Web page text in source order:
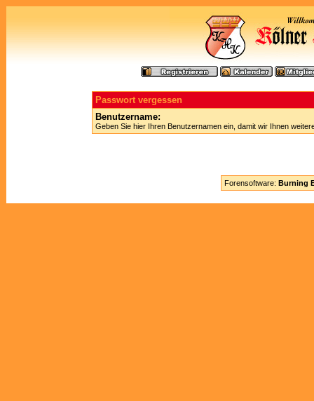
Passwort vergessen
Benutzername:
Geben Sie hier Ihren Benutzernamen ein, damit wir Ihnen
Forensoftware: Burning